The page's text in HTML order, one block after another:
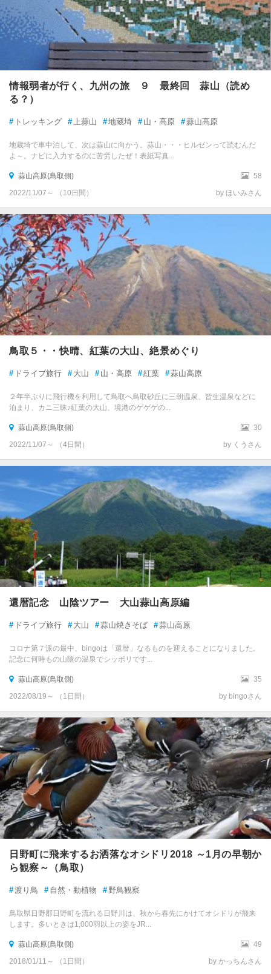
情報弱者が行く、九州の旅 ９ 最終回 蒜山（読め
る？）
# トレッキング # 上蒜山 #地蔵埼 # 山・高原 #蒜山高原
地蔵埼で車中泊して、次は蒜山に向かう。蒜山・・・ヒルゼンって読むんだ
よ～。ナビに入力するのに苦労したぜ！表紙写真...
蒜山高原(鳥取側)
58
2022/11/07～ （10日間）
by ほいみさん
鳥取５・・快晴、紅葉の大山、絶景めぐり
# ドライブ旅行 # 大山 # 山・高原 #紅葉 #蒜山高原
２年半ぶりに飛行機を利用して鳥取へ鳥取砂丘に三朝温泉、皆生温泉などに
泊まり、カニ三昧♪紅葉の大山、境港のゲゲゲの...
蒜山高原(鳥取側)
30
2022/11/07～ （4日間）
by くうさん
還暦記念 山陰ツアー 大山蒜山高原編
# ドライブ旅行 # 大山 #蒜山焼きそば #蒜山高原
コロナ第７派の最中、bingoは「還暦」なるものを迎えることになりました。
記念に何時もの山陰の温泉でシッポリです...
蒜山高原(鳥取側)
35
2022/08/19～ （1日間）
by bingoさん
日野町に飛来するお洒落なオシドリ2018 ～1月の早朝か
ら観察～（鳥取）
#渡り鳥 # 自然・動植物 # 野鳥観察
鳥取県日野郡日野町を流れる日野川は、秋から春先にかけてオシドリが飛来
します。多いときは1,000羽以上の姿をJR...
蒜山高原(鳥取側)
49
2018/01/11～ （1日間）
by かっちんさん